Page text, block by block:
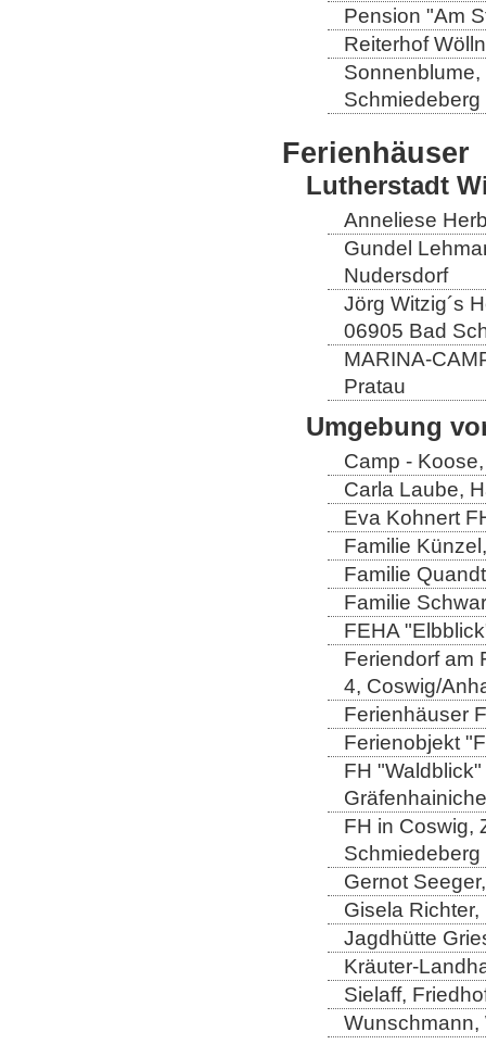
Pension "Am
Reiterhof
Sonnenblume,
Schmiedeberg
Ferienhäuser
Lutherstadt
Anneliese
Gundel
Nudersdorf
Jörg Witzig´s
06905 Bad
MARINA-
Pratau
Umgebung
Camp -
Carla Laube,
Eva Kohnert
Familie
Familie
Familie
FEHA
Feriendorf am
4, Coswig/
Ferienhäuser
Ferienobjekt
FH
FH in Coswig,
Schmiedeberg
Gernot
Gisela
Jagdhütte
Kräuter-
Sielaff,
Wunschmann,